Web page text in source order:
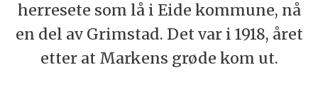
herresete som lå i Eide kommune, nå
en del av Grimstad. Det var i 1918, året
etter at Markens grøde kom ut.